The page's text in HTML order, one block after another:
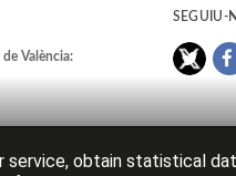
València:
SEGUIU-
obtain statistical